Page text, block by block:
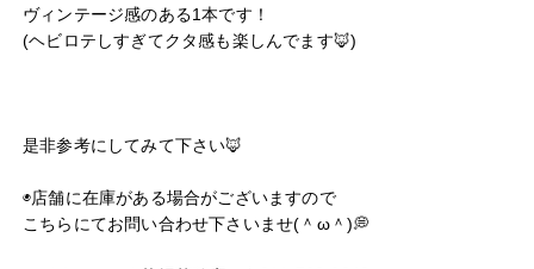
ヴィンテージ感のある1本です！
(ヘビロテしすぎてクタ感も楽しんでます🦊)
是非参考にしてみて下さい🦊
◉店舗に在庫がある場合がございますので
こちらにてお問い合わせ下さいませ(＾ω＾)💭